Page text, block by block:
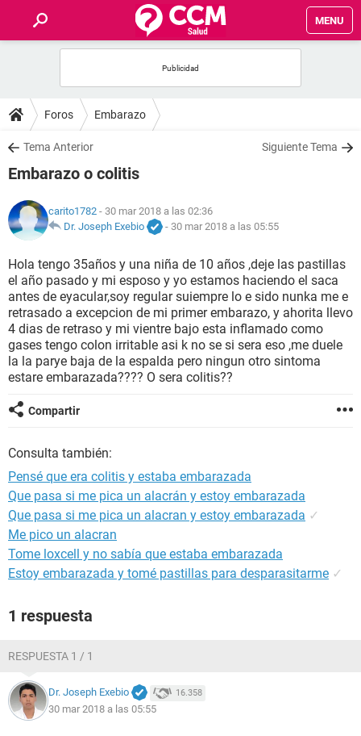
MENU
FOROS
SALUD
NUTRICIÓN
BIENESTAR
SEXUALIDAD
GLOSARIO
Foros Embarazo
Tema Anterior Siguiente Tema
Embarazo o colitis
carito1782 - 30 mar 2018 a las 02:36
Dr. Joseph Exebio
- 30 mar 2018 a las 05:55
Hola tengo 35años y una niña de 10 años ,deje las pastillas
el año pasado y mi esposo y yo estamos haciendo el saca
antes de eyacular,soy regular suiempre lo e sido nunka me e
retrasado a excepcion de mi primer embarazo, y ahorita llevo
4 dias de retraso y mi vientre bajo esta inflamado como
gases tengo colon irritable asi k no se si sera eso ,me duele
la la parye baja de la espalda pero ningun otro sintoma
estare embarazada???? O sera colitis??
Compartir
Consulta también:
Pensé que era colitis y estaba embarazada
Que pasa si me pica un alacrán y estoy embarazada
Que pasa si me pica un alacran y estoy embarazada ✓
Me pico un alacran
Tome loxcell y no sabía que estaba embarazada
Estoy embarazada y tomé pastillas para desparasitarme ✓
1 respuesta
RESPUESTA 1 / 1
Dr. Joseph Exebio 16.358
30 mar 2018 a las 05:55